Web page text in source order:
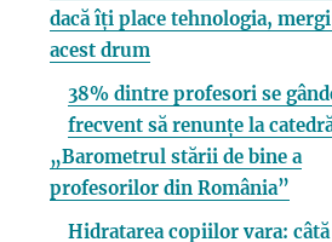
dacă îți place tehnologia,
acest drum
38% dintre profesori se
frecvent să renunțe la
„Barometrul stării de bine a
profesorilor din România”
Hidratarea copiilor vara: câtă